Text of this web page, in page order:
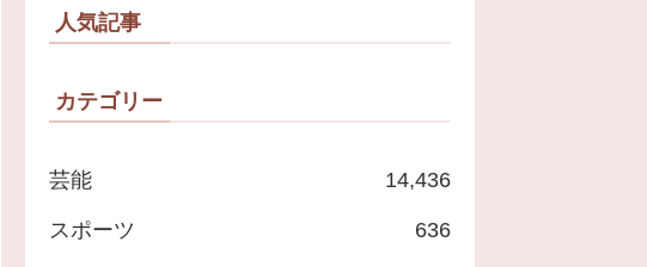
人気記事
カテゴリー
芸能 14,436
スポーツ 636